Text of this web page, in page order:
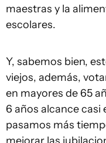
maestras y la
escolares.
Y, sabemos bien,
viejos, además,
en mayores de 65
6 años alcance casi
pasamos más